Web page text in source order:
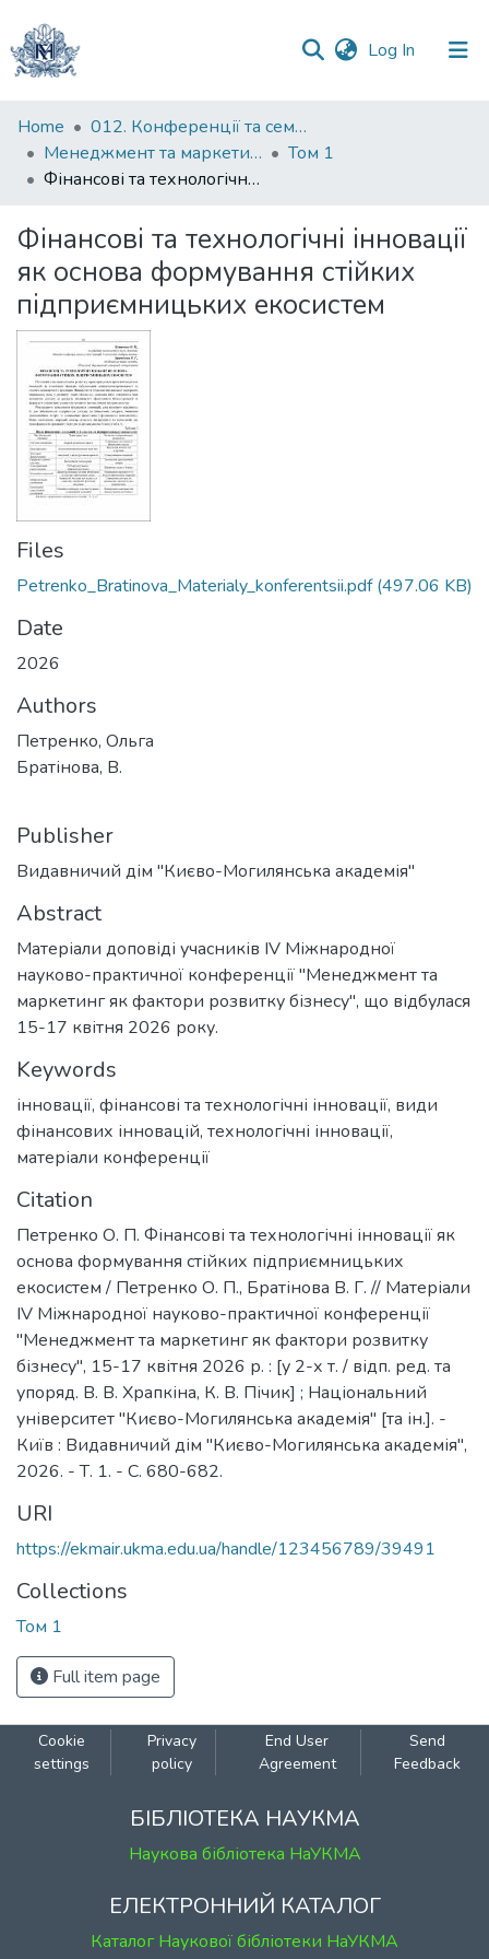
Log In (current)
Communities
&
Collections
Statistics
Home
012. Конференції та семінари НаУКМА
Менеджмент та маркетинг як фактори розвитку бізнесу : матеріали ІV Міжнародної науково-практичної конференції 15-17 квітня 2026 р.
Том 1
Фінансові та технологічні інновації як основа формування стійких підприємницьких екосистем
Фінансові та технологічні інновації
як основа формування стійких
підприємницьких екосистем
Files
Petrenko_Bratinova_Materialy_konferentsii.pdf(497.06 KB)
Date
2026
Authors
Петренко, Ольга
Братінова, В.
Publisher
Видавничий дім "Києво-Могилянська академія"
Abstract
Матеріали доповіді учасників IV Міжнародної
науково-практичної конференції "Менеджмент та
маркетинг як фактори розвитку бізнесу", що відбулася
15-17 квітня 2026 року.
Keywords
інновації, фінансові та технологічні інновації, види
фінансових інновацій, технологічні інновації,
матеріали конференції
Citation
Петренко О. П. Фінансові та технологічні інновації як
основа формування стійких підприємницьких
екосистем / Петренко О. П., Братінова В. Г. // Матеріали
ІV Міжнародної науково-практичної конференції
"Менеджмент та маркетинг як фактори розвитку
бізнесу", 15-17 квітня 2026 р. : [у 2-х т. / відп. ред. та
упоряд. В. В. Храпкіна, К. В. Пічик] ; Національний
університет "Києво-Могилянська академія" [та ін.]. -
Київ : Видавничий дім "Києво-Могилянська академія",
2026. - Т. 1. - С. 680-682.
URI
https://ekmair.ukma.edu.ua/handle/123456789/39491
Collections
Том 1
Full item page
Cookie
settings
Privacy
policy
End User
Agreement
Send
Feedback
БІБЛІОТЕКА НАУКМА
Наукова бібліотека НаУКМА
ЕЛЕКТРОННИЙ КАТАЛОГ
Каталог Наукової бібліотеки НаУКМА